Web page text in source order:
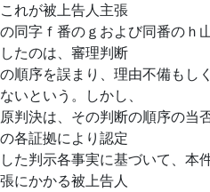
これが被上告人主張
の同字ｆ番のｇおよび同番のｈ
したのは、審理判断
の順序を誤まり、理由不備もし
ないという。しかし、
原判決は、その判断の順序の当
の各証拠により認定
した判示各事実に基づいて、本
張にかかる被上告人